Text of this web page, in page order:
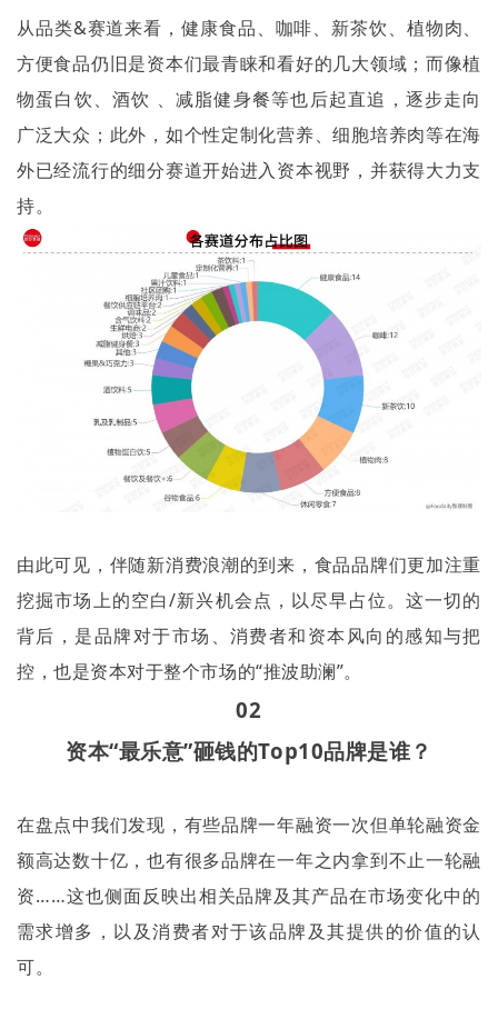
从品类&赛道来看，健康食品、咖啡、新茶饮、植物肉、
方便食品仍旧是资本们最青睐和看好的几大领域；而像植
物蛋白饮、酒饮 、减脂健身餐等也后起直追，逐步走向
广泛大众；此外，如个性定制化营养、细胞培养肉等在海
外已经流行的细分赛道开始进入资本视野，并获得大力支
持。
由此可见，伴随新消费浪潮的到来，食品品牌们更加注重
挖掘市场上的空白/新兴机会点，以尽早占位。这一切的
背后，是品牌对于市场、消费者和资本风向的感知与把
控，也是资本对于整个市场的“推波助澜”。
02
资本“最乐意”砸钱的Top10品牌是谁？
在盘点中我们发现，有些品牌一年融资一次但单轮融资金
额高达数十亿，也有很多品牌在一年之内拿到不止一轮融
资……这也侧面反映出相关品牌及其产品在市场变化中的
需求增多，以及消费者对于该品牌及其提供的价值的认
可。